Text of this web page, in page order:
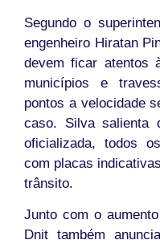
Segundo o
engenheiro Hiratan
devem ficar atentos
municípios e
pontos a velocidade
caso. Silva salienta
oficializada, todos
com placas
trânsito.
Junto com o
Dnit também